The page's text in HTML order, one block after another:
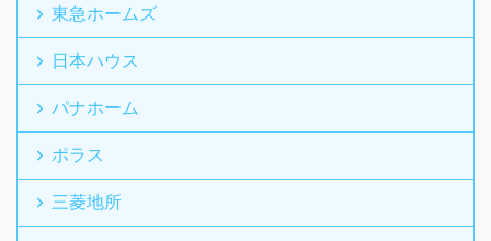
東急ホームズ
日本ハウス
パナホーム
ポラス
三菱地所